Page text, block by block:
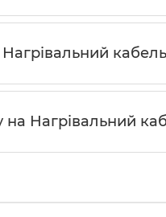
Нагрівальний